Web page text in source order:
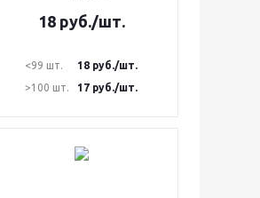
18руб./шт.
<99 шт. 18 руб./шт.
>100 шт.
17 руб./шт.